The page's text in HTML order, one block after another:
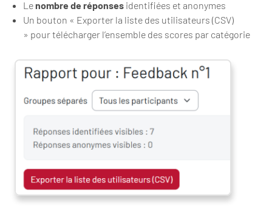
Lenombre de réponses identifiées et anonymes
Un bouton « Exporter la liste des utilisateurs (CSV)
» pour télécharger l’ensemble des scores par catégorie